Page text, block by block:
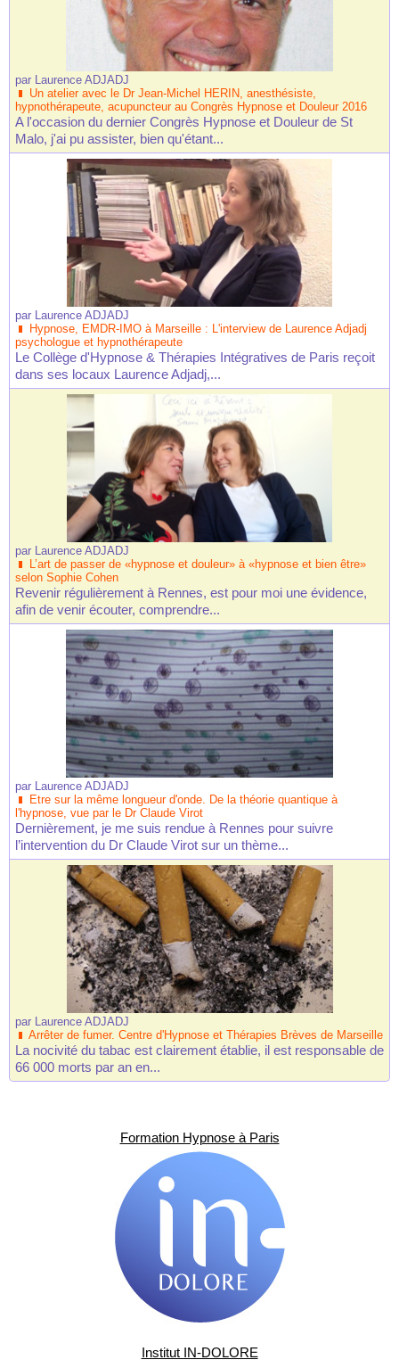
par Laurence ADJADJ
Un atelier avec le Dr Jean-Michel HERIN, anesthésiste,
hypnothérapeute, acupuncteur au Congrès Hypnose et Douleur 2016
A l'occasion du dernier Congrès Hypnose et Douleur de St
Malo, j'ai pu assister, bien qu'étant...
par Laurence ADJADJ
Hypnose, EMDR-IMO à Marseille : L'interview de Laurence Adjadj
psychologue et hypnothérapeute
Le Collège d'Hypnose & Thérapies Intégratives de Paris reçoit
dans ses locaux Laurence Adjadj,...
par Laurence ADJADJ
L’art de passer de «hypnose et douleur» à «hypnose et bien être»
selon Sophie Cohen
Revenir régulièrement à Rennes, est pour moi une évidence,
afin de venir écouter, comprendre...
par Laurence ADJADJ
Etre sur la même longueur d'onde. De la théorie quantique à
l'hypnose, vue par le Dr Claude Virot
Dernièrement, je me suis rendue à Rennes pour suivre
l’intervention du Dr Claude Virot sur un thème...
par Laurence ADJADJ
Arrêter de fumer. Centre d'Hypnose et Thérapies Brèves de Marseille
La nocivité du tabac est clairement établie, il est responsable de
66 000 morts par an en...
Formation Hypnose à Paris
Institut IN-DOLORE